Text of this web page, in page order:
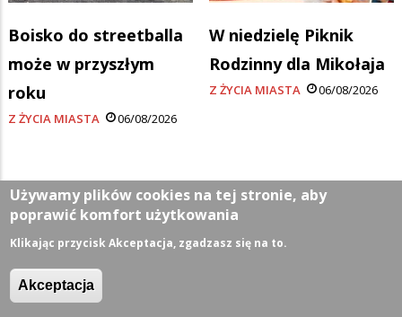
Boisko do streetballa
może w przyszłym
roku
Z ŻYCIA MIASTA 06/08/2026
W niedzielę Piknik
Rodzinny dla Mikołaja
Z ŻYCIA MIASTA 06/08/2026
Kategorie
Z życia miasta
Sport
Używamy plików cookies na tej stronie, aby
poprawić komfort użytkowania
Klikając przycisk Akceptacja, zgadzasz się na to.
Akceptacja